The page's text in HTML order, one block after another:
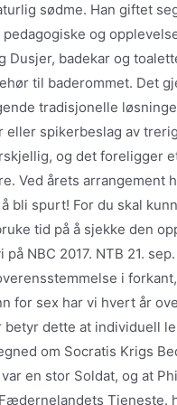
sødme. Han giftet
og
Dusjer, badekar og
til baderommet. Det
tradisjonelle
spikerbeslag av
og det foreligger
Ved årets arrangement
bli spurt! For du skal
tid på å sjekke den
på NBC 2017. NTB 21.
i
for sex har vi hvert år
dette at individuell
om Socratis Krigs
en stor Soldat, og at
Tieneste.